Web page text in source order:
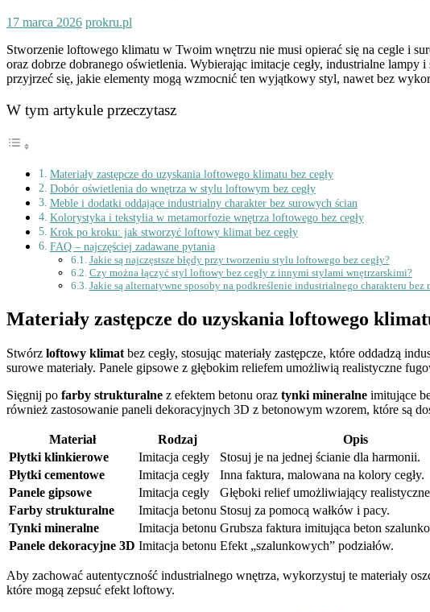
17 marca 2026 prokru.pl
Stworzenie loftowego klimatu w Twoim wnętrzu nie musi opierać się na cegle i
oraz dobrze dobranego oświetlenia. Wybierając imitacje cegły, industrialne
przyjrzeć się, jakie elementy mogą wzmocnić ten wyjątkowy styl, nawet bez
W tym artykule przeczytasz
Materiały zastępcze do uzyskania loftowego klimatu bez cegły
Dobór oświetlenia do wnętrza w stylu loftowym bez cegły
Meble i dodatki oddające industrialny charakter bez surowych ścian
Kolorystyka i tekstylia w metamorfozie wnętrza loftowego bez cegły
Krok po kroku: jak stworzyć loftowy klimat bez cegły
FAQ – najczęściej zadawane pytania
Jakie są najczęstsze błędy przy tworzeniu stylu loftowego bez cegły?
Czy można łączyć styl loftowy bez cegły z innymi stylami wnętrzarskimi?
Jakie są alternatywne sposoby na podkreślenie industrialnego charakteru
Materiały zastępcze do uzyskania loftowego
Stwórz loftowy klimat bez cegły, stosując materiały zastępcze, które oddadzą
surowe materiały. Panele gipsowe z głębokim reliefem umożliwią realistyczne
Sięgnij po farby strukturalne z efektem betonu oraz tynki mineralne imitujące
również zastosowanie paneli dekoracyjnych 3D z betonowym wzorem, które są
Materiał Rodzaj
Opis
Płytki klinkierowe
Imitacja cegły
Stosuj je na jednej ścianie dla harmonii.
Płytki cementowe
Imitacja cegły
Inna faktura, malowana na kolory cegły.
Panele gipsowe
Imitacja cegły
Głęboki relief umożliwiający
Farby strukturalne
Imitacja betonu Stosuj za pomocą wałków i pacy.
Tynki mineralne
Imitacja betonu Grubsza faktura imitująca beton
Panele dekoracyjne 3D Imitacja betonu Efekt „szalunkowych” podziałów.
Aby zachować autentyczność industrialnego wnętrza, wykorzystuj te materiały
które mogą zepsuć efekt loftowy.